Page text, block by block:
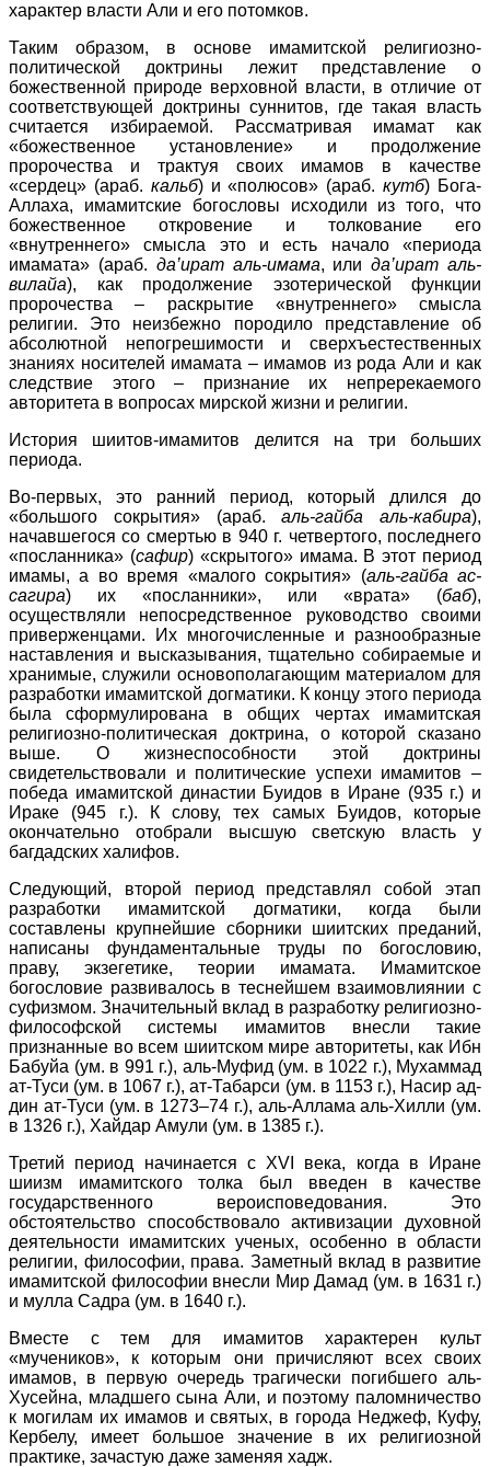
характер власти Али и его потомков.
Таким образом, в основе имамитской религиозно-
политической доктрины лежит представление о
божественной природе верховной власти, в отличие от
соответствующей доктрины суннитов, где такая власть
считается избираемой. Рассматривая имамат как
«божественное установление» и продолжение
пророчества и трактуя своих имамов в качестве
«сердец» (араб. кальб) и «полюсов» (араб.кутб) Бога-
Аллаха, имамитские богословы исходили из того, что
божественное откровение и толкование его
«внутреннего» смысла это и есть начало «периода
имамата» (араб. да’ират аль-имама, илида’ират аль-
вилайа), как продолжение эзотерической функции
пророчества – раскрытие «внутреннего» смысла
религии. Это неизбежно породило представление об
абсолютной непогрешимости и сверхъестественных
знаниях носителей имамата – имамов из рода Али и как
следствие этого – признание их непререкаемого
авторитета в вопросах мирской жизни и религии.
История шиитов-имамитов делится на три больших
периода.
Во-первых, это ранний период, который длился до
«большого сокрытия» (араб.аль-гайба аль-кабира),
начавшегося со смертью в 940 г. четвертого, последнего
«посланника» (сафир) «скрытого» имама. В этот период
имамы, а во время «малого сокрытия» (аль-гайба ас-
сагира) их «посланники», или «врата» (баб),
осуществляли непосредственное руководство своими
приверженцами. Их многочисленные и разнообразные
наставления и высказывания, тщательно собираемые и
хранимые, служили основополагающим материалом для
разработки имамитской догматики. К концу этого периода
была сформулирована в общих чертах имамитская
религиозно-политическая доктрина, о которой сказано
выше. О жизнеспособности этой доктрины
свидетельствовали и политические успехи имамитов –
победа имамитской династии Буидов в Иране (935 г.) и
Ираке (945 г.). К слову, тех самых Буидов, которые
окончательно отобрали высшую светскую власть у
багдадских халифов.
Следующий, второй период представлял собой этап
разработки имамитской догматики, когда были
составлены крупнейшие сборники шиитских преданий,
написаны фундаментальные труды по богословию,
праву, экзегетике, теории имамата. Имамитское
богословие развивалось в теснейшем взаимовлиянии с
суфизмом. Значительный вклад в разработку религиозно-
философской системы имамитов внесли такие
признанные во всем шиитском мире авторитеты, как Ибн
Бабуйа (ум. в 991 г.), аль-Муфид (ум. в 1022 г.), Мухаммад
ат-Туси (ум. в 1067 г.), ат-Табарси (ум. в 1153 г.), Насир ад-
дин ат-Туси (ум. в 1273–74 г.), аль-Аллама аль-Хилли (ум.
в 1326 г.), Хайдар Амули (ум. в 1385 г.).
Третий период начинается с XVI века, когда в Иране
шиизм имамитского толка был введен в качестве
государственного вероисповедования. Это
обстоятельство способствовало активизации духовной
деятельности имамитских ученых, особенно в области
религии, философии, права. Заметный вклад в развитие
имамитской философии внесли Мир Дамад (ум. в 1631 г.)
и мулла Садра (ум. в 1640 г.).
Вместе с тем для имамитов характерен культ
«мучеников», к которым они причисляют всех своих
имамов, в первую очередь трагически погибшего аль-
Хусейна, младшего сына Али, и поэтому паломничество
к могилам их имамов и святых, в города Неджеф, Куфу,
Кербелу, имеет большое значение в их религиозной
практике, зачастую даже заменяя хадж.